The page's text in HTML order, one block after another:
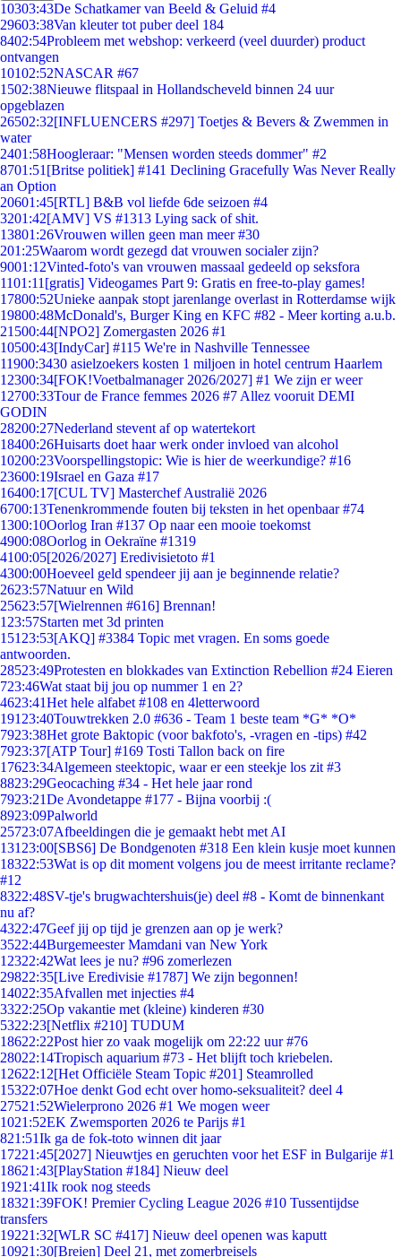
10303:43De Schatkamer van Beeld & Geluid #4
29603:38Van kleuter tot puber deel 184
8402:54Probleem met webshop: verkeerd (veel duurder) product
ontvangen
10102:52NASCAR #67
1502:38Nieuwe flitspaal in Hollandscheveld binnen 24 uur
opgeblazen
26502:32[INFLUENCERS #297] Toetjes & Bevers & Zwemmen in
water
2401:58Hoogleraar: "Mensen worden steeds dommer" #2
8701:51 [Britse politiek] #141 Declining Gracefully Was Never Really
an Option
20601:45[RTL] B&B vol liefde 6de seizoen #4
3201:42[AMV] VS #1313 Lying sack of shit.
13801:26Vrouwen willen geen man meer #30
201:25Waarom wordt gezegd dat vrouwen socialer zijn?
9001:12Vinted-foto's van vrouwen massaal gedeeld op seksfora
1101:11 [gratis] Videogames Part 9: Gratis en free-to-play games!
17800:52Unieke aanpak stopt jarenlange overlast in Rotterdamse wijk
19800:48McDonald's, Burger King en KFC #82 - Meer korting a.u.b.
21500:44[NPO2] Zomergasten 2026 #1
10500:43[IndyCar] #115 We're in Nashville Tennessee
11900:3430 asielzoekers kosten 1 miljoen in hotel centrum Haarlem
12300:34[FOK!Voetbalmanager 2026/2027] #1 We zijn er weer
12700:33Tour de France femmes 2026 #7 Allez vooruit DEMI
GODIN
28200:27Nederland stevent af op watertekort
18400:26Huisarts doet haar werk onder invloed van alcohol
10200:23Voorspellingstopic: Wie is hier de weerkundige? #16
23600:19Israel en Gaza #17
16400:17[CUL TV] Masterchef Australië 2026
6700:13Tenenkrommende fouten bij teksten in het openbaar #74
1300:10Oorlog Iran #137 Op naar een mooie toekomst
4900:08Oorlog in Oekraïne #1319
4100:05[2026/2027] Eredivisietoto #1
4300:00Hoeveel geld spendeer jij aan je beginnende relatie?
2623:57Natuur en Wild
25623:57[Wielrennen #616] Brennan!
1 23:57Starten met 3d printen
151 23:53[AKQ] #3384 Topic met vragen. En soms goede
antwoorden.
28523:49Protesten en blokkades van Extinction Rebellion #24 Eieren
723:46Wat staat bij jou op nummer 1 en 2?
4623:41Het hele alfabet #108 en 4letterwoord
191 23:40Touwtrekken 2.0 #636 - Team 1 beste team *G* *O*
7923:38Het grote Baktopic (voor bakfoto's, -vragen en -tips) #42
7923:37[ATP Tour] #169 Tosti Tallon back on fire
17623:34Algemeen steektopic, waar er een steekje los zit #3
8823:29Geocaching #34 - Het hele jaar rond
7923:21De Avondetappe #177 - Bijna voorbij :(
8923:09Palworld
25723:07Afbeeldingen die je gemaakt hebt met AI
131 23:00[SBS6] De Bondgenoten #318 Een klein kusje moet kunnen
18322:53Wat is op dit moment volgens jou de meest irritante reclame?
#12
8322:48SV-tje's brugwachtershuis(je) deel #8 - Komt de binnenkant
nu af?
4322:47Geef jij op tijd je grenzen aan op je werk?
3522:44Burgemeester Mamdani van New York
12322:42Wat lees je nu? #96 zomerlezen
29822:35[Live Eredivisie #1787] We zijn begonnen!
14022:35Afvallen met injecties #4
3322:25Op vakantie met (kleine) kinderen #30
5322:23[Netflix #210] TUDUM
18622:22Post hier zo vaak mogelijk om 22:22 uur #76
28022:14Tropisch aquarium #73 - Het blijft toch kriebelen.
12622:12[Het Officiële Steam Topic #201] Steamrolled
15322:07Hoe denkt God echt over homo-seksualiteit? deel 4
27521:52Wielerprono 2026 #1 We mogen weer
1021:52EK Zwemsporten 2026 te Parijs #1
821:51Ik ga de fok-toto winnen dit jaar
17221:45[2027] Nieuwtjes en geruchten voor het ESF in Bulgarije #1
18621:43[PlayStation #184] Nieuw deel
1921:41Ik rook nog steeds
18321:39FOK! Premier Cycling League 2026 #10 Tussentijdse
transfers
19221:32[WLR SC #417] Nieuw deel openen was kaputt
10921:30[Breien] Deel 21, met zomerbreisels